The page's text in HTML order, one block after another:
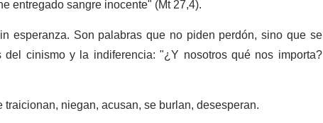
entregado sangre inocente" (Mt 27,4).
esperanza. Son palabras que no piden perdón, sino que se
cinismo y la indiferencia: "¿Y nosotros qué nos importa?
niegan, acusan, se burlan, desesperan.